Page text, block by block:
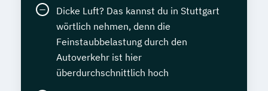
Dicke Luft? Das kannst du in Stuttgart
wörtlich nehmen, denn die
Feinstaubbelastung durch den
Autoverkehr ist hier
überdurchschnittlich hoch